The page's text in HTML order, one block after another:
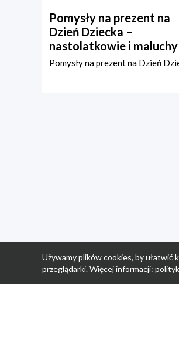
Pomysły na prezent na
Dzień Dziecka –
nastolatkowie i maluchy
Pomysły na prezent na Dzień
Używamy plików cookies, by ułatwić
przeglądarki. Więcej informacji: